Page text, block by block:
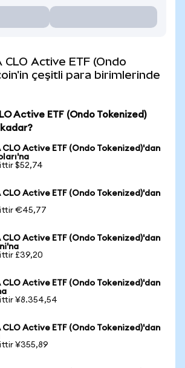
CLO Active ETF (Ondo
çeşitli para birimlerinde
Active ETF (Ondo Tokenized)
CLO Active ETF (Ondo Tokenized)'dan
$52,74
CLO Active ETF (Ondo Tokenized)'dan
€45,77
CLO Active ETF (Ondo Tokenized)'dan
£39,20
CLO Active ETF (Ondo Tokenized)'dan
¥8.354,54
CLO Active ETF (Ondo Tokenized)'dan
¥355,89